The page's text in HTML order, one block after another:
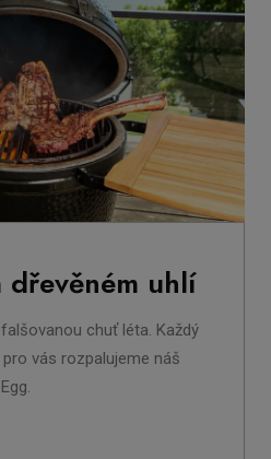
uhlí
chuť léta. Každý
pro vás rozpalujeme náš
.